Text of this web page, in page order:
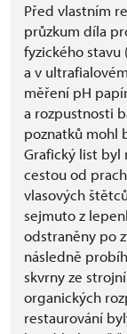
Před vlastním
průzkum díla
fyzického
a v
měření pH
a rozpustnosti
poznatků mohl
Grafický list byl
cestou od
vlasových
sejmuto z
odstraněny po
následně
skvrny ze
organických
restaurování